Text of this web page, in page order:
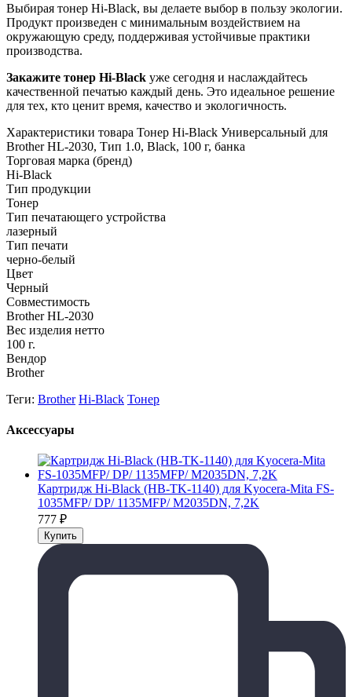
Выбирая тонер Hi-Black, вы делаете выбор в пользу экологии.
Продукт произведен с минимальным воздействием на
окружающую среду, поддерживая устойчивые практики
производства.
Закажите тонер Hi-Black уже сегодня и наслаждайтесь
качественной печатью каждый день. Это идеальное решение
для тех, кто ценит время, качество и экологичность.
Характеристики товара Тонер Hi-Black Универсальный для
Brother HL-2030, Тип 1.0, Black, 100 г, банка
Торговая марка (бренд)
Hi-Black
Тип продукции
Тонер
Тип печатающего устройства
лазерный
Тип печати
черно-белый
Цвет
Черный
Совместимость
Brother HL-2030
Вес изделия нетто
100 г.
Вендор
Brother
Теги: Brother Hi-Black Тонер
Аксессуары
Картридж Hi-Black (HB-TK-1140) для Kyocera-Mita FS-
1035MFP/ DP/ 1135MFP/ M2035DN, 7,2K
777 ₽